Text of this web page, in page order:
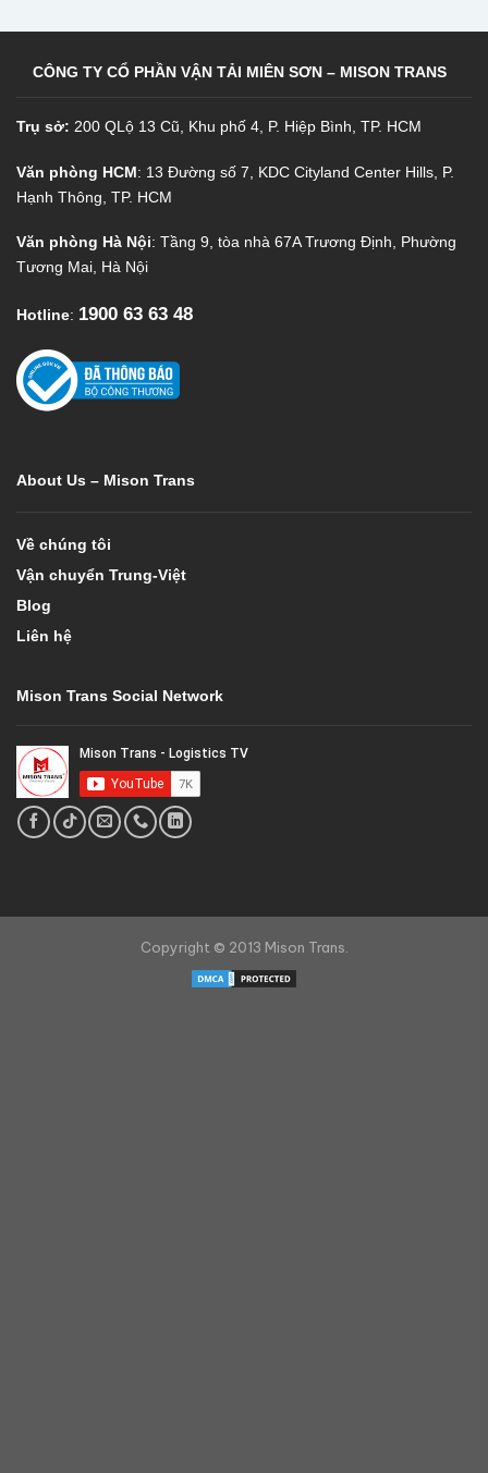
CÔNG TY CỔ PHẦN VẬN TẢI MIÊN SƠN – MISON TRANS
Trụ sở: 200 QLộ 13 Cũ, Khu phố 4, P. Hiệp Bình, TP. HCM
Văn phòng HCM: 13 Đường số 7, KDC Cityland Center Hills, P.
Hạnh Thông, TP. HCM
Văn phòng Hà Nội: Tầng 9, tòa nhà 67A Trương Định, Phường
Tương Mai, Hà Nội
Hotline: 1900 63 63 48
About Us – Mison Trans
Về chúng tôi
Vận chuyển Trung-Việt
Blog
Liên hệ
Mison Trans Social Network
Copyright © 2013 Mison Trans.